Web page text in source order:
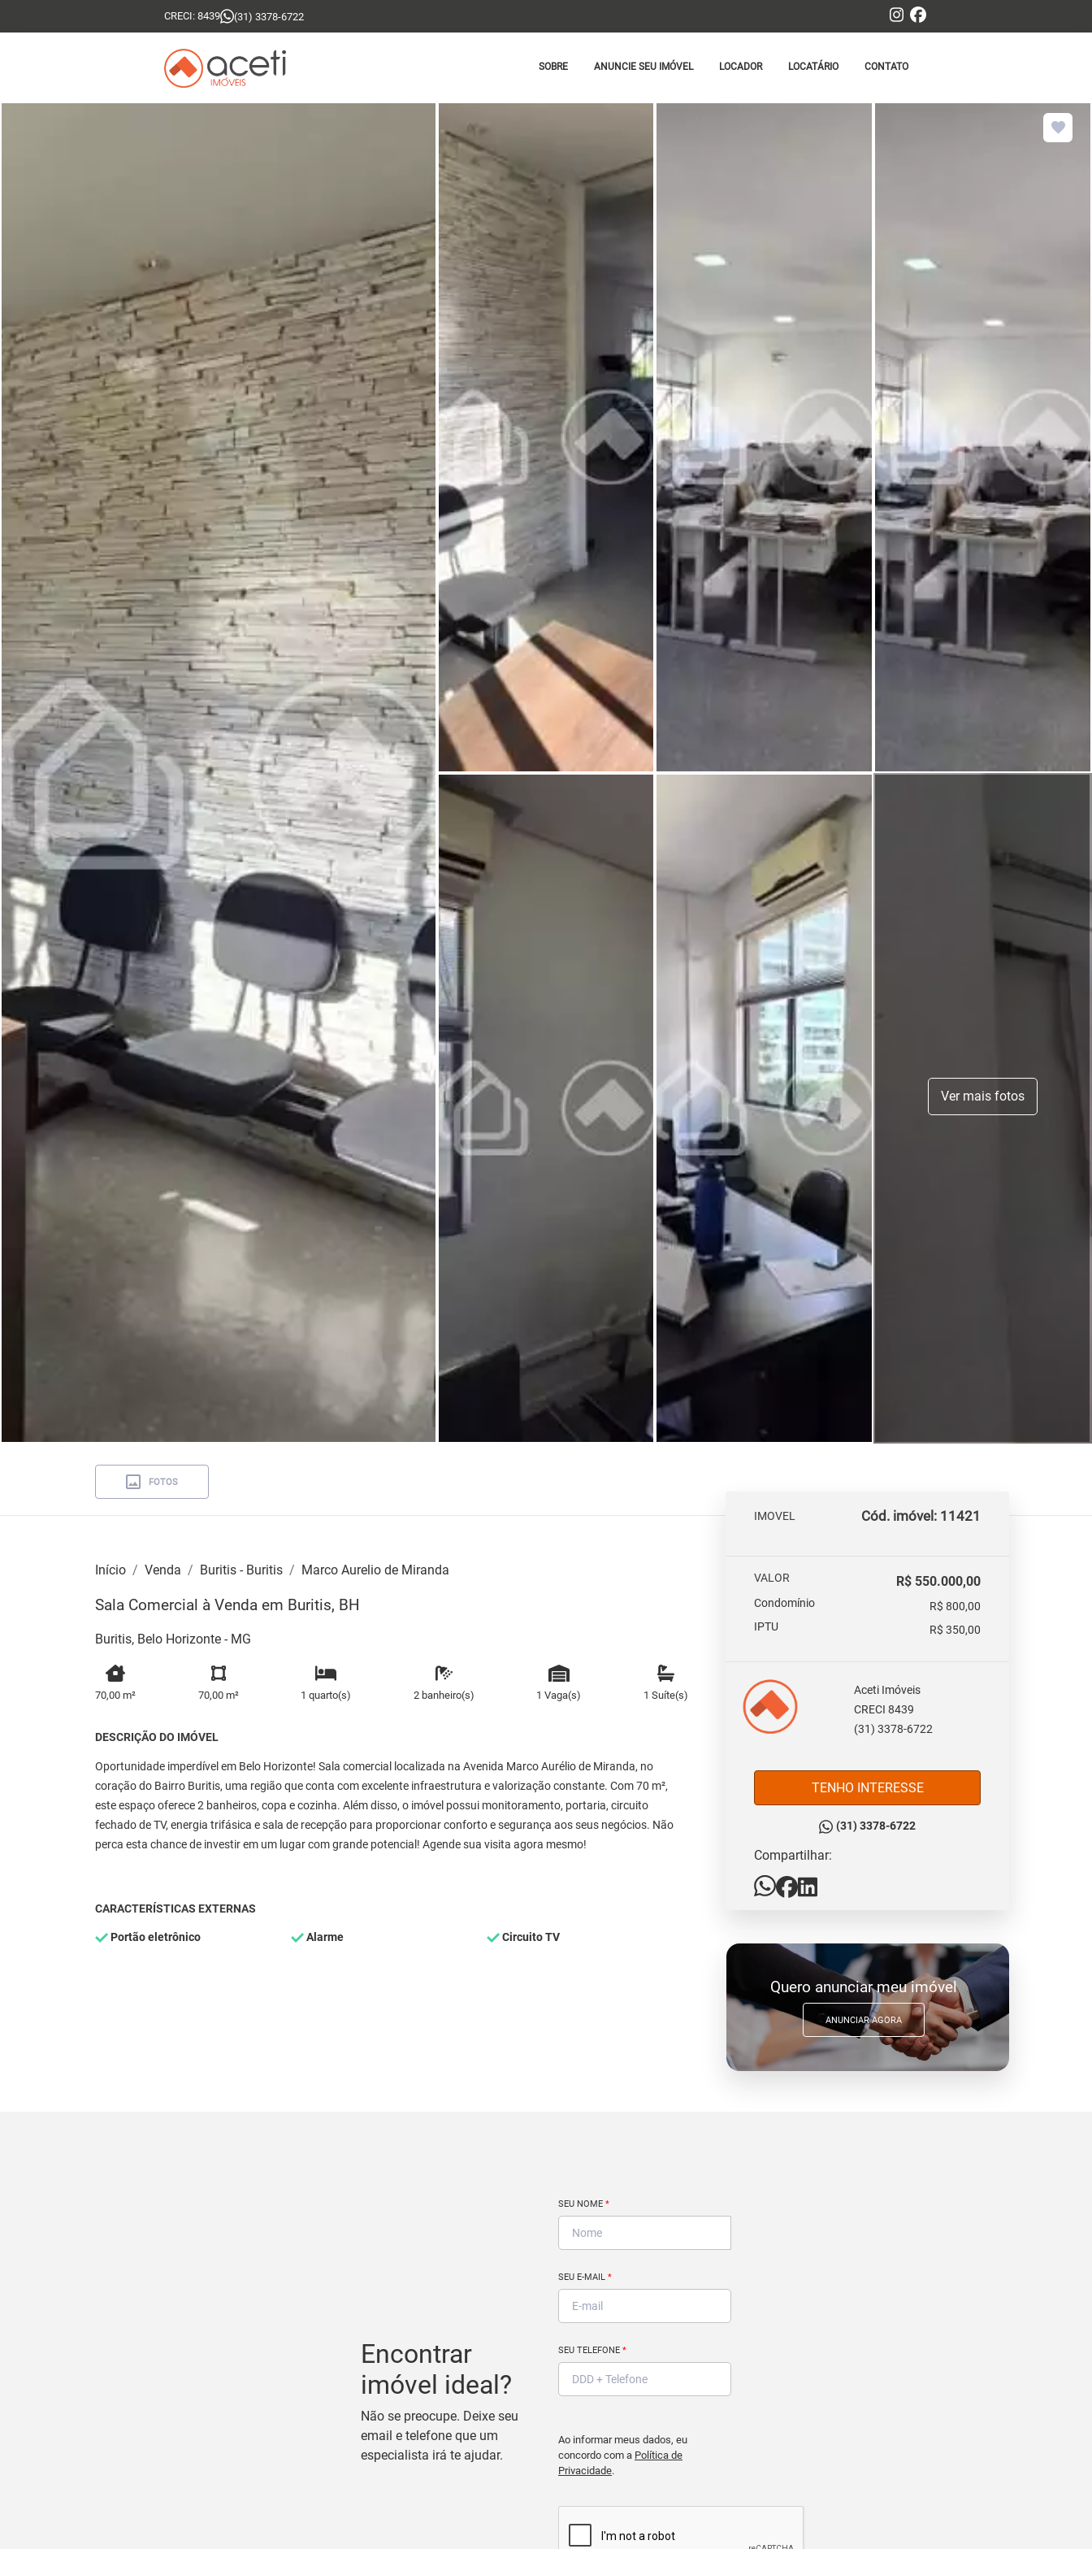
CRECI: 8439 (31) 3378-6722
SOBRE ANUNCIE SEU IMÓVEL LOCADOR LOCATÁRIO CONTATO
Ver mais fotos
FOTOS
Início Venda Buritis - Buritis Marco Aurelio de Miranda
Sala Comercial à Venda em Buritis, BH
Buritis, Belo Horizonte - MG
70,00 m² 70,00 m² 1 quarto(s) 2 banheiro(s) 1 Vaga(s) 1 Suíte(s)
DESCRIÇÃO DO IMÓVEL
Oportunidade imperdível em Belo Horizonte! Sala comercial localizada na Avenida Marco Aurélio de Miranda, no
coração do Bairro Buritis, uma região que conta com excelente infraestrutura e valorização constante. Com 70 m²,
este espaço oferece 2 banheiros, copa e cozinha. Além disso, o imóvel possui monitoramento, portaria, circuito
fechado de TV, energia trifásica e sala de recepção para proporcionar conforto e segurança aos seus negócios. Não
perca esta chance de investir em um lugar com grande potencial! Agende sua visita agora mesmo!
CARACTERÍSTICAS EXTERNAS
Portão eletrônico Alarme Circuito TV
IMOVEL Cód. imóvel: 11421
VALOR R$ 550.000,00
Condomínio
R$ 800,00
IPTU
R$ 350,00
Aceti Imóveis
CRECI 8439
(31) 3378-6722
TENHO INTERESSE
(31) 3378-6722
Compartilhar:
Quero anunciar meu imóvel
ANUNCIAR AGORA
Encontrar
imóvel ideal?
Não se preocupe. Deixe seu
email e telefone que um
especialista irá te ajudar.
SEU NOME *
SEU E-MAIL *
SEU TELEFONE *
Ao informar meus dados, eu
concordo com a Política de
Privacidade.